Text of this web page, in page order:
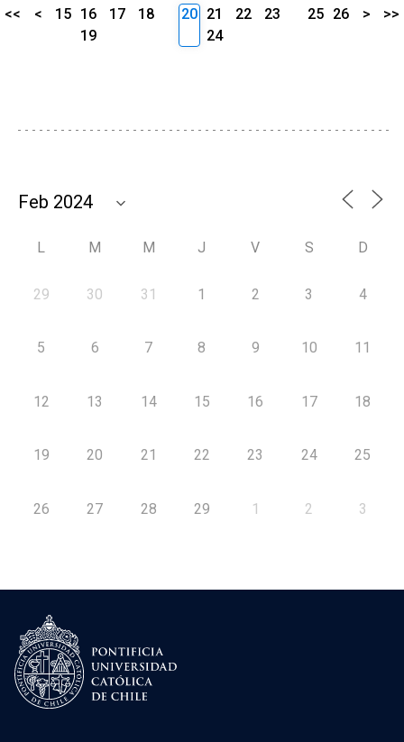
<< < 15 16 17
18
19
20 21 22
23
24
25 26 > >>
L M M J V S D
29 30 31 1 2 3 4
5 6 7 8 9 10 11
12 13 14 15 16 17 18
19 20 21 22 23 24 25
26 27 28 29 1 2 3